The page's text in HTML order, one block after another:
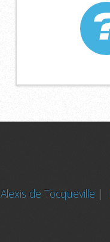
Alexis de Tocqueville |